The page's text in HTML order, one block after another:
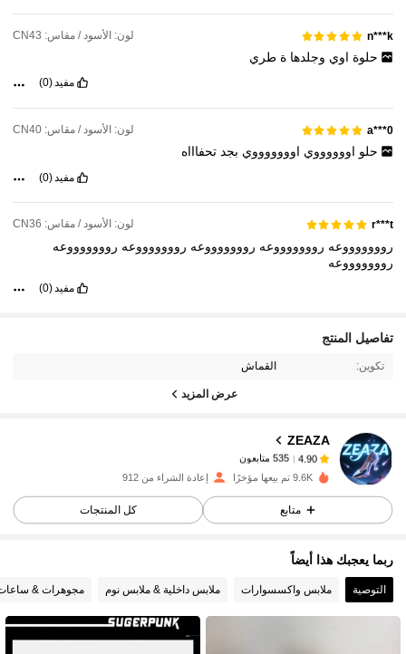
n***k لون: الأسود / مقاس: CN43
حلوة اوي وجلدها ة طري
مفيد(0)
a***0 لون: الأسود / مقاس: CN40
حلو اووووووي اوووووووي بجد تحفاااه
مفيد (0)
r***t لون: الأسود / مقاس: CN36
روووووووعه روووووووعه روووووووعه روووووووعه روووووووعه
روووووووعه
مفيد (0)
تفاصيل المنتج
تكوين: القماش
عرض المزيد
ZEAZA
4.90
535 متابعون
y***s تم دفعمنذ 1 يوم
4.90 535 متابعون
4.90
9.6K تم بيعها مؤخرًا إعادة الشراء من 912
متابع كل المنتجات
ربما يعجبك هذا أيضاً
التوصية ملابس واكسسوارات ملابس داخلية & ملابس نوم مجوهرات &